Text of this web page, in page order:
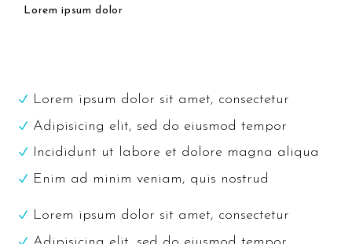
Lorem ipsum dolor
Lorem ipsum dolor sit amet, consectetur
Adipisicing elit, sed do eiusmod tempor
Incididunt ut labore et dolore magna aliqua
Enim ad minim veniam, quis nostrud
Lorem ipsum dolor sit amet, consectetur